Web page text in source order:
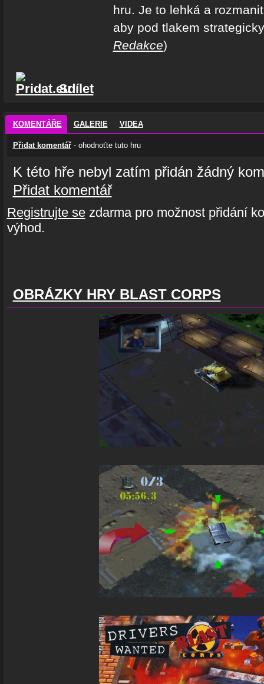
hru. Je to lehká a
aby pod tlakem
Redakce)
Sdílet
KOMENTÁŘE GALERIE VIDEA
Přidat komentář- ohodnoťte tuto hru
K této hře nebyl zatím přidán žádný
Přidat komentář
Registrujte sezdarma pro možnost přidání
výhod.
OBRÁZKY HRY BLAST CORPS